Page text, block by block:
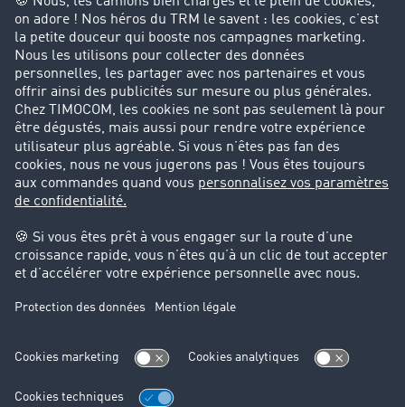
Entreprise
Parrainage clients
Success Stories
Cadre légal
Mentions légales
Protection des données
Cookie-Einstellungen
Support